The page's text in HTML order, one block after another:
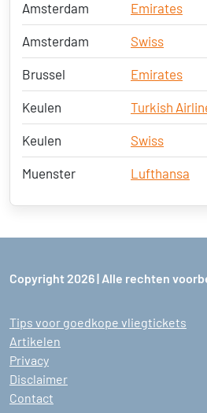
Amsterdam Emirates
Amsterdam Swiss
Brussel Emirates
Keulen Turkish
Keulen Swiss
Muenster Lufthansa
Copyright 2026 | Alle rechten
Tips voor goedkope vliegtickets
Artikelen
Privacy
Disclaimer
Contact